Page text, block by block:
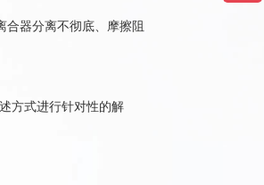
器分离不彻底、摩擦阻
方式进行针对性的解